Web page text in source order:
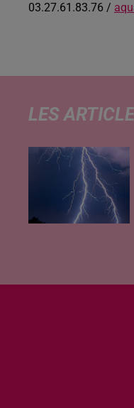
03.27.61.83.76 /
LES